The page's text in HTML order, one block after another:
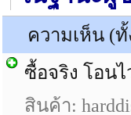
ความเห็น (
ซื้อจริง โอน
สินค้า: